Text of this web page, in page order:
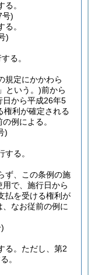
。
号)
。
)
る。
規定にかかわら
という。)前から
日から平成26年5
権利が確定される
例による。
)
る。
ず、この条例の施
で、施行日から
払を受ける権利が
なお従前の例に
。 ただし、第2
。